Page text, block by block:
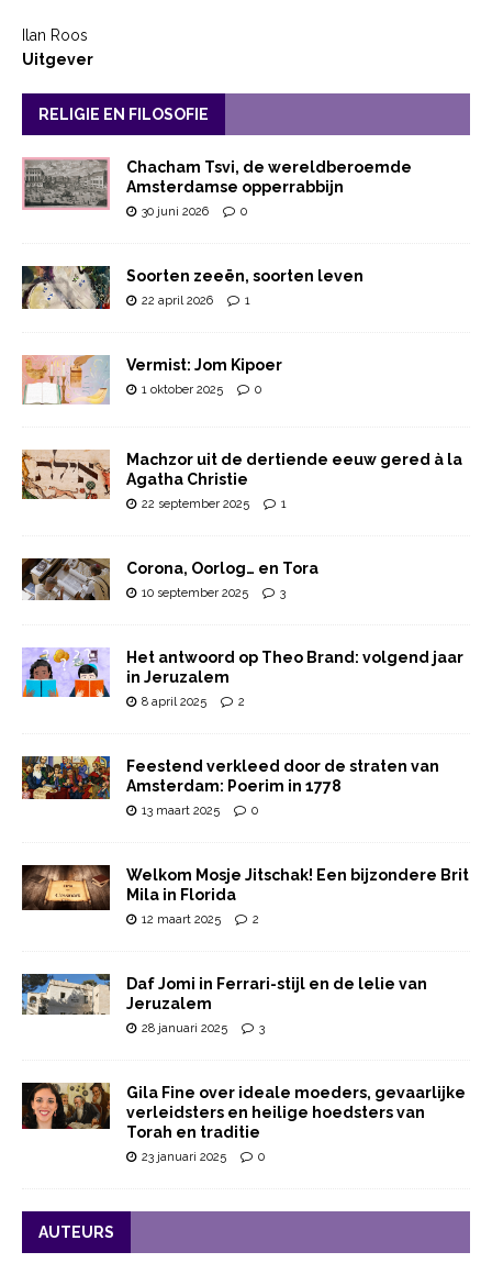
Ilan Roos
Uitgever
RELIGIE EN FILOSOFIE
Chacham Tsvi, de wereldberoemde
Amsterdamse opperrabbijn
30 juni 2026 0
Soorten zeeën, soorten leven
22 april 2026 1
Vermist: Jom Kipoer
1 oktober 2025 0
Machzor uit de dertiende eeuw gered à la
Agatha Christie
22 september 2025 1
Corona, Oorlog… en Tora
10 september 2025 3
Het antwoord op Theo Brand: volgend jaar
in Jeruzalem
8 april 2025 2
Feestend verkleed door de straten van
Amsterdam: Poerim in 1778
13 maart 2025 0
Welkom Mosje Jitschak! Een bijzondere Brit
Mila in Florida
12 maart 2025 2
Daf Jomi in Ferrari-stijl en de lelie van
Jeruzalem
28 januari 2025 3
Gila Fine over ideale moeders, gevaarlijke
verleidsters en heilige hoedsters van
Torah en traditie
23 januari 2025 0
AUTEURS